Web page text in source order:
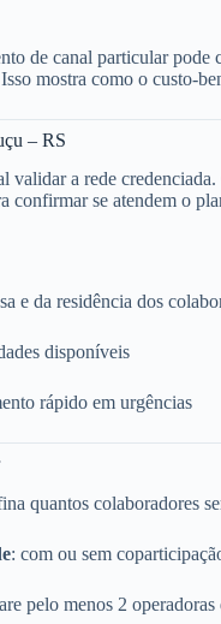
de canal particular
mostra como o custo-
– RS
validar a rede
confirmar se atendem o
e da residência dos
disponíveis
rápido em urgências
quantos colaboradores
: com ou sem
pelo menos 2 operadoras